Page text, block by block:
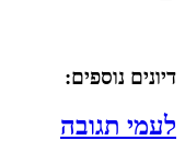
דיונים נוספים:
לעמי תגובה